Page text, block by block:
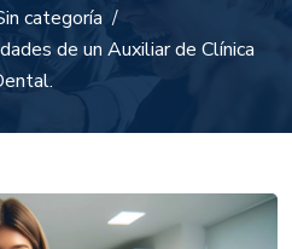
categoría
de un Auxiliar de Clínica